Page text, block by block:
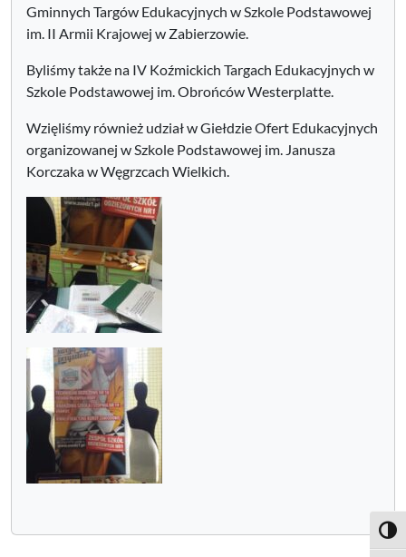
Gminnych Targów Edukacyjnych w Szkole Podstawowej
im. II Armii Krajowej w Zabierzowie.
Byliśmy także na IV Koźmickich Targach Edukacyjnych w
Szkole Podstawowej im. Obrońców Westerplatte.
Wzięliśmy również udział w Giełdzie Ofert Edukacyjnych
organizowanej w Szkole Podstawowej im. Janusza
Korczaka w Węgrzcach Wielkich.